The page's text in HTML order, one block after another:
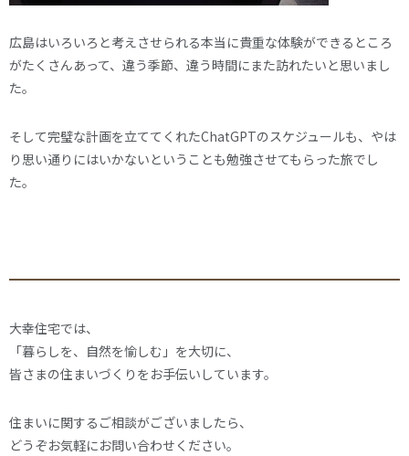
広島はいろいろと考えさせられる本当に貴重な体験ができるところ
がたくさんあって、違う季節、違う時間にまた訪れたいと思いまし
た。
そして完璧な計画を立ててくれたChatGPTのスケジュールも、やは
り思い通りにはいかないということも勉強させてもらった旅でし
た。
大幸住宅では、
「暮らしを、自然を愉しむ」を大切に、
皆さまの住まいづくりをお手伝いしています。
住まいに関するご相談がございましたら、
どうぞお気軽にお問い合わせください。